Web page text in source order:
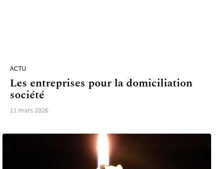
ACTU
Les entreprises pour la domiciliation
société
11 mars 2026